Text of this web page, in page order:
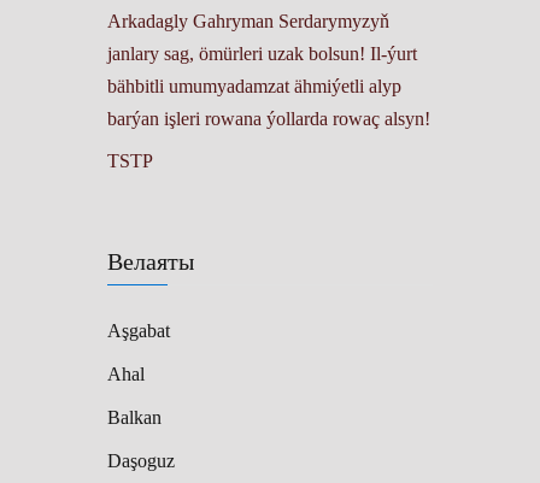
Велаяты
Aşgabat
Ahal
Balkan
Daşoguz
Arkadagly Gahryman Serdarymyzyň
janlary sag, ömürleri uzak bolsun! Il-ýurt
bähbitli umumyadamzat ähmiýetli alyp
barýan işleri rowana ýollarda rowaç alsyn!
TSTP